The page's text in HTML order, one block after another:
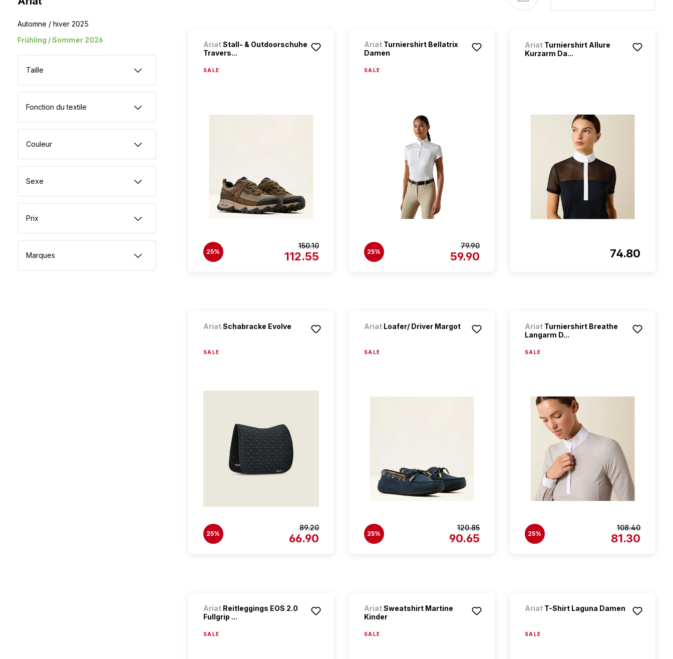
Automne / hiver 2025
Frühling / Sommer 2026
Taille
Fonction du textile
Couleur
Sexe
Prix
Marques
AriatStall- & Outdoorschuhe
Travers...
SALE
25%
150.10
112.55
AriatTurniershirt Bellatrix
Damen
SALE
25%
79.90
59.90
AriatTurniershirt Allure
Kurzarm Da...
74.80
AriatSchabracke Evolve
SALE
25%
89.20
66.90
AriatLoafer/ Driver Margot
SALE
25%
120.85
90.65
AriatTurniershirt Breathe
Langarm D...
SALE
25%
108.40
81.30
AriatReitleggings EOS 2.0
Fullgrip ...
SALE
AriatSweatshirt Martine
Kinder
SALE
AriatT-Shirt Laguna Damen
SALE